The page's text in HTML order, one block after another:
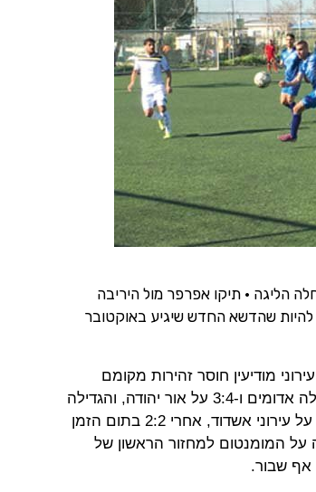
הליגה • תיקו אפרפר מול היריבה
להיות שהדשא החדש שיגיע באוקטובר
מודיעין חוסר זהירות מקומם
כשניצחה בכל משחקי האימון שערכה, כולל 0:2 על מעלה אדומים ו-3:4 על אור יהודה, והגדילה
לעשות עם שני ניצחונות במסגרת הגביע, 1:4 בפנדלים על עירוני אשדוד, אחרי 2:2 בתום הזמן
רכבה על המומנטום למחזור הראשון של
אף שבור.